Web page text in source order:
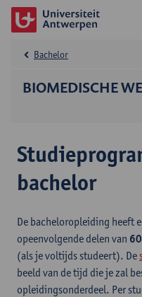
BIOMEDISCHE
Bachelor
bachelor
De bacheloropleiding heeft
opeenvolgende delen van
(als je voltijds studeert). De
beeld van de tijd die je zal
opleidingsonderdeel. Per